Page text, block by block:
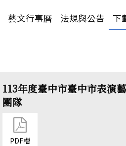
藝文行事曆 法規與公告 下
113年度臺中市臺中市表演
團隊
PDF檔